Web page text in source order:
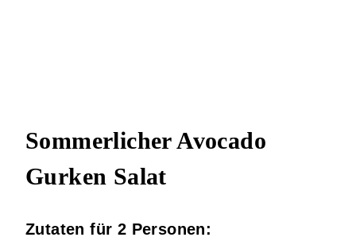
Sommerlicher Avocado
Gurken Salat
Zutaten für 2 Personen: